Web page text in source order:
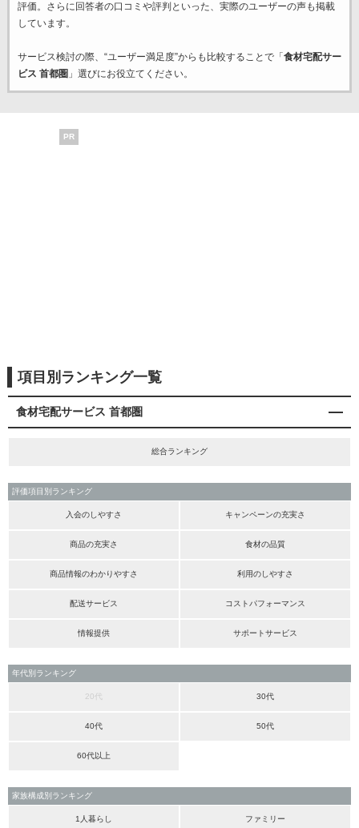
評価。さらに回答者の口コミや評判といった、実際のユーザーの声も掲載
しています。
サービス検討の際、“ユーザー満足度”からも比較することで「 食材宅配サー
ビス 首都圏 」選びにお役立てください。
PR
項目別ランキング一覧
食材宅配サービス 首都圏
総合ランキング
評価項目別ランキング
入会のしやすさ キャンペーンの充実さ
商品の充実さ 食材の品質
商品情報のわかりやすさ 利用のしやすさ
配送サービス コストパフォーマンス
情報提供 サポートサービス
年代別ランキング
20代 30代
40代 50代
60代以上
家族構成別ランキング
1人暮らし ファミリー